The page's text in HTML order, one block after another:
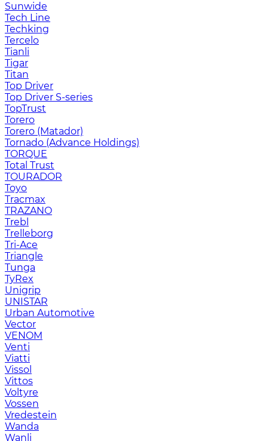
Sunwide
Tech Line
Techking
Tercelo
Tianli
Tigar
Titan
Top Driver
Top Driver S-series
TopTrust
Torero
Torero (Matador)
Tornado (Advance Holdings)
TORQUE
Total Trust
TOURADOR
Toyo
Tracmax
TRAZANO
Trebl
Trelleborg
Tri-Ace
Triangle
Tunga
TyRex
Unigrip
UNISTAR
Urban Automotive
Vector
VENOM
Venti
Viatti
Vissol
Vittos
Voltyre
Vossen
Vredestein
Wanda
Wanli